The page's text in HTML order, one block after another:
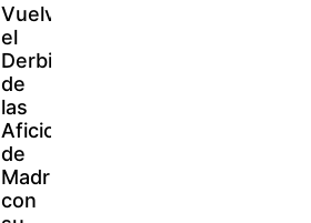
Vuelve
el
Derbi
de
las
Aficiones
de
Madrid
con